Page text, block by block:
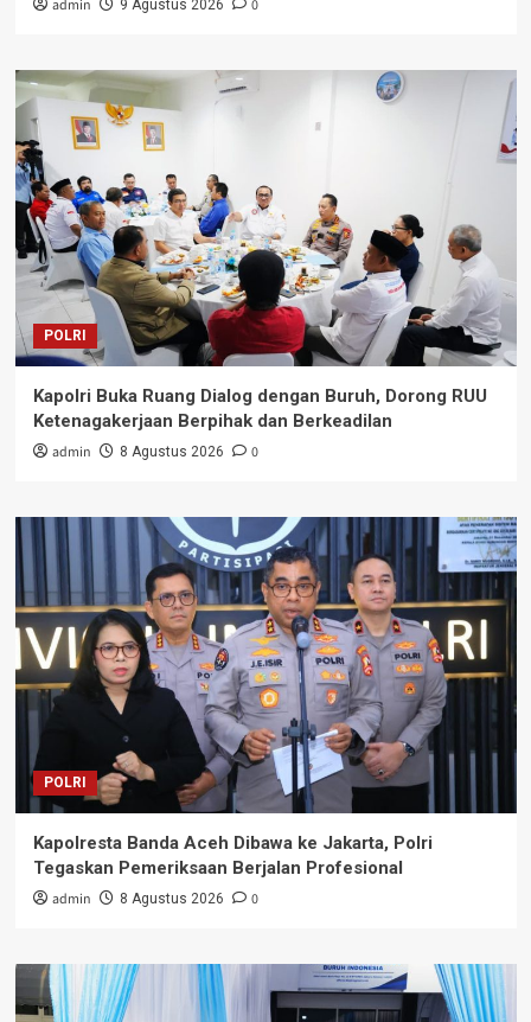
admin 9 Agustus 2026 0
POLRI
Kapolri Buka Ruang Dialog dengan Buruh, Dorong RUU
Ketenagakerjaan Berpihak dan Berkeadilan
admin 8 Agustus 2026 0
POLRI
Kapolresta Banda Aceh Dibawa ke Jakarta, Polri
Tegaskan Pemeriksaan Berjalan Profesional
admin 8 Agustus 2026 0